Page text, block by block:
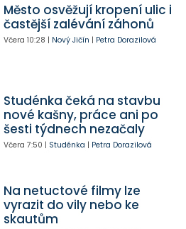
Město osvěžují kropení ulic i
častější zalévání záhonů
Včera 10:28 | Nový Jičín | Petra Dorazilová
Studénka čeká na stavbu
nové kašny, práce ani po
šesti týdnech nezačaly
Včera 7:50 | Studénka | Petra Dorazilová
Na netuctové filmy lze
vyrazit do vily nebo ke
skautům